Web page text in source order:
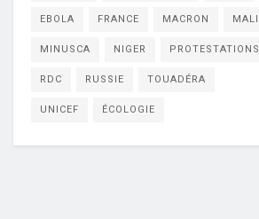
EBOLA FRANCE MACRON MALI
MINUSCA NIGER PROTESTATIONS
RDC RUSSIE TOUADÉRA
UNICEF ÉCOLOGIE